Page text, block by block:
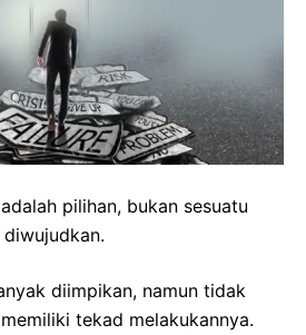
pilihan, bukan sesuatu
diimpikan, namun tidak
tekad melakukannya.